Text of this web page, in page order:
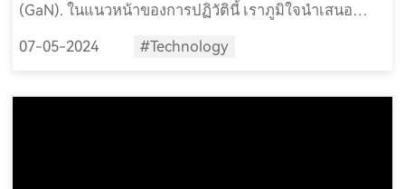
(GaN). ในแนวหน้าของการปฏิวัตินี้ เราภูมิใจนำเสนอ
สำหรับตั้งโต๊ะของเราที่มาพร้อมกับที่ชาร์จ GaN.
07-05-2024 #Technology